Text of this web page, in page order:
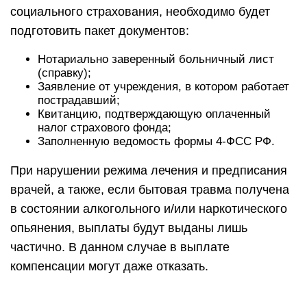
социального страхования, необходимо будет
подготовить пакет документов:
Нотариально заверенный больничный лист
(справку);
Заявление от учреждения, в котором работает
пострадавший;
Квитанцию, подтверждающую оплаченный
налог страхового фонда;
Заполненную ведомость формы 4-ФСС РФ.
При нарушении режима лечения и предписания
врачей, а также, если бытовая травма получена
в состоянии алкогольного и/или наркотического
опьянения, выплаты будут выданы лишь
частично. В данном случае в выплате
компенсации могут даже отказать.